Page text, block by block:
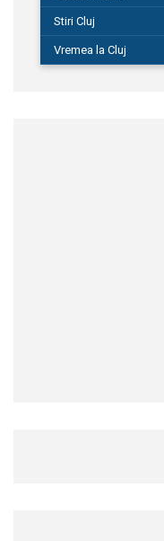
Stiri Cluj
Vremea la Cluj